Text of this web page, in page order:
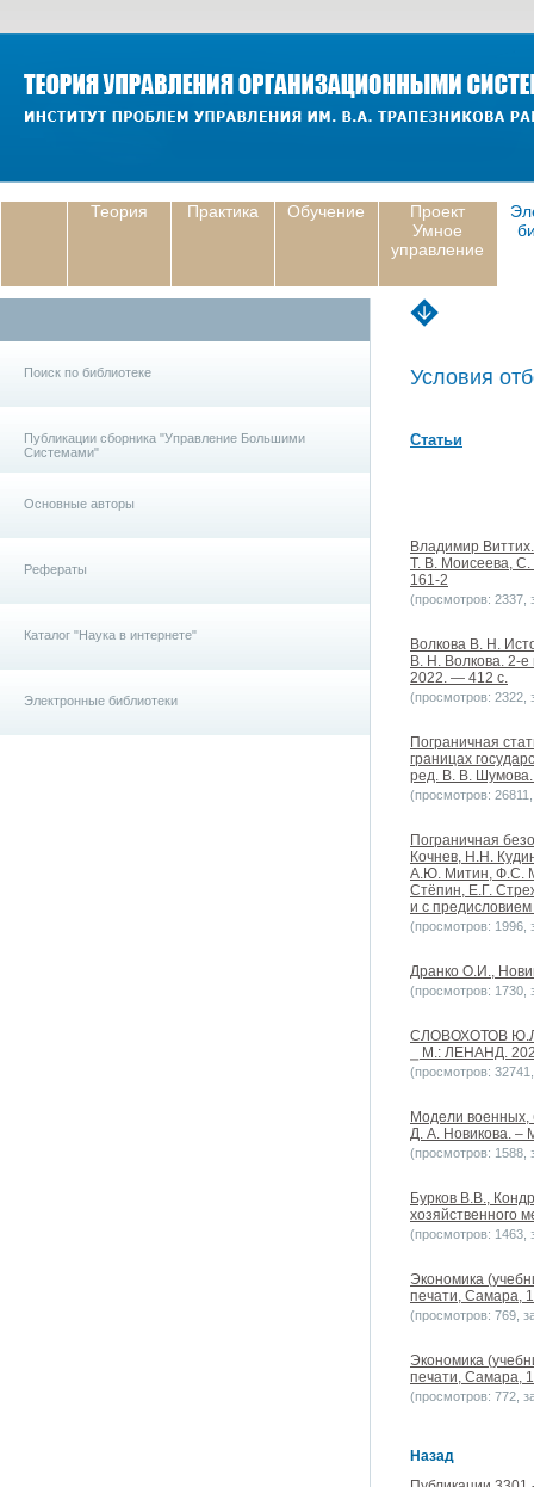
Теория Практика Обучение
Проект
Умное
управление
Поиск по библиотеке
Публикации сборника "Управление Большими
Системами"
Основные авторы
Рефераты
Каталог "Наука в интернете"
Электронные библиотеки
Условия
Статьи
Владимир
Т. В. Моисеева, С.
161-2
(просмотров: 2337,
Волкова В. Н.
В. Н. Волкова.
2022. — 412 с.
(просмотров: 2322,
Пограничная
границах
ред. В. В.
(просмотров:
Пограничная
Кочнев, Н.Н.
А.Ю. Митин, Ф.С.
Стёпин, Е.Г.
и с
(просмотров: 1996,
Дранко О.И.,
(просмотров: 1730,
СЛОВОХОТОВ Ю.Л.
⎯ М.: ЛЕНАНД.
(просмотров:
Модели военных,
Д. А. Новикова. –
(просмотров: 1588,
Бурков В.В.,
хозяйственного
(просмотров: 1463,
Экономика
печати, Самара,
(просмотров: 769,
Экономика
печати, Самара,
(просмотров: 772,
Назад